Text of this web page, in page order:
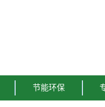
节能环保